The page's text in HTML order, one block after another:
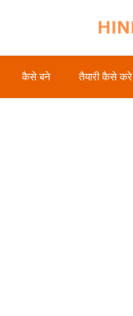
कैसे बने तैयारी कैसे करे